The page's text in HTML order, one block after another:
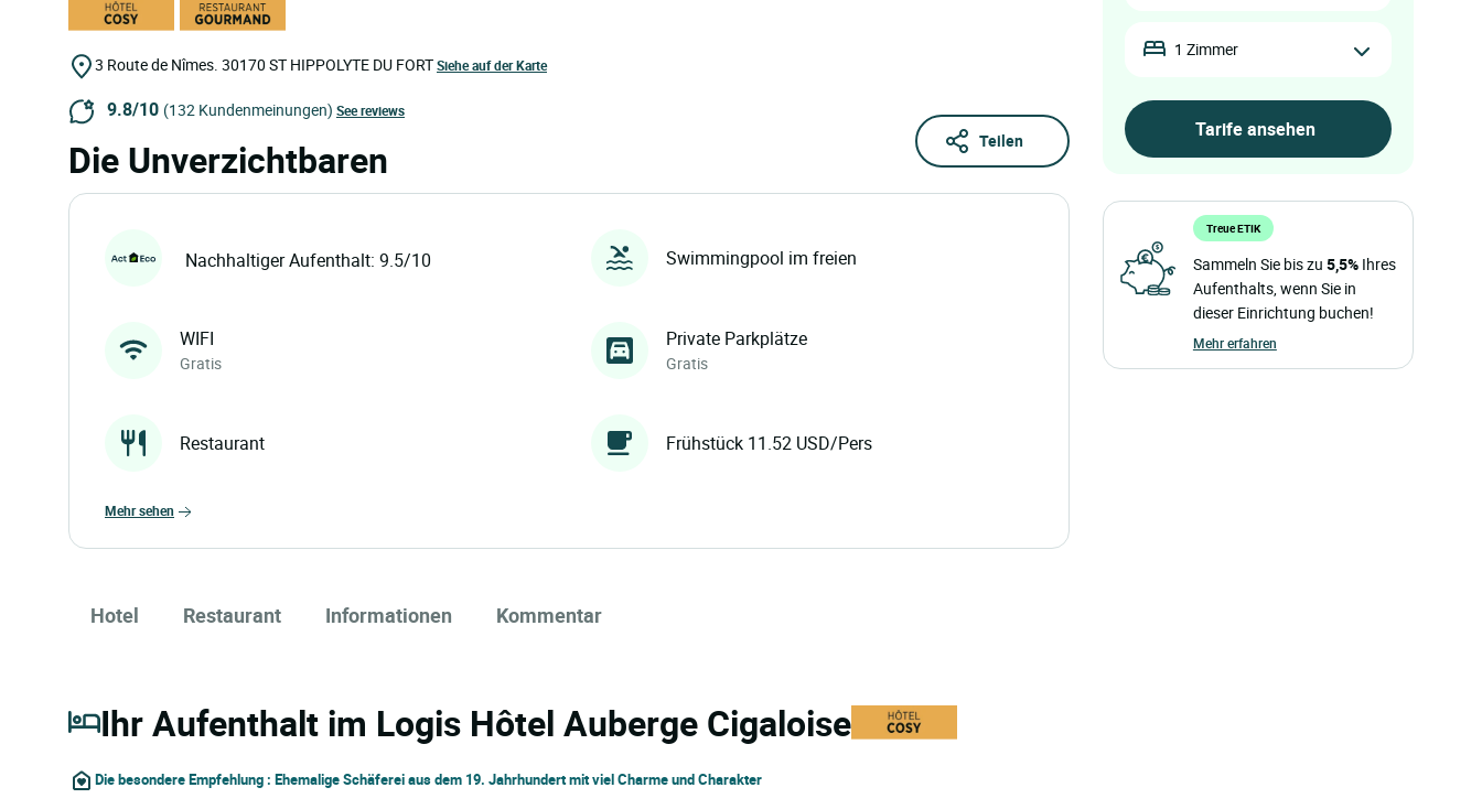
3 Route de Nîmes. 30170 ST HIPPOLYTE DU FORTSiehe auf der Karte
9.8/10 (132 Kundenmeinungen) See reviews
Teilen
Die Unverzichtbaren
Nachhaltiger Aufenthalt: 9.5/10 Swimmingpool im freien
WIFI
Gratis
Private Parkplätze
Gratis
Restaurant Frühstück 11.52 USD/Pers
mehr sehen
Hotel Restaurant Informationen Kommentar
Ihr Aufenthalt im Logis Hôtel Auberge Cigaloise
Die besondere Empfehlung : Ehemalige Schäferei aus dem 19. Jahrhundert mit viel Charme und Charakter
1 Zimmer
Treue ETIK
Sammeln Sie bis zu 5,5%Ihres
Aufenthalts, wenn Sie in
dieser Einrichtung buchen!
Mehr erfahren